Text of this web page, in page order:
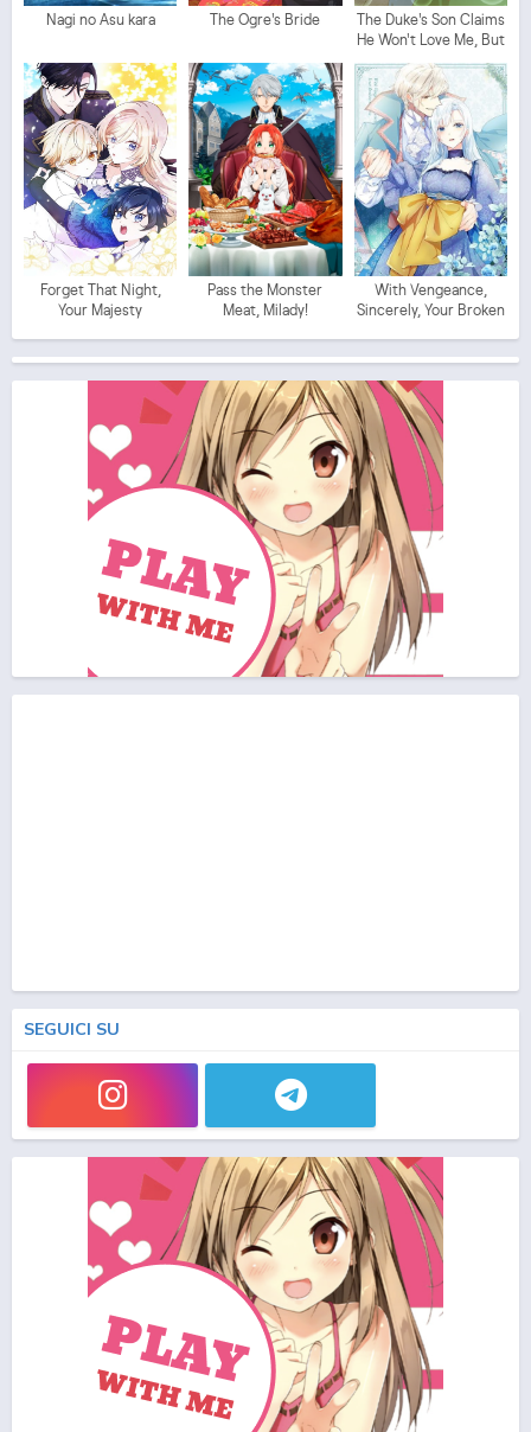
Nagi no Asu kara The Ogre's Bride
The Duke's Son Claims
He Won't Love Me, But
Showers Me with
Adoration
Forget That Night,
Your Majesty
Pass the Monster
Meat, Milady!
With Vengeance,
Sincerely, Your Broken
SEGUICI SU